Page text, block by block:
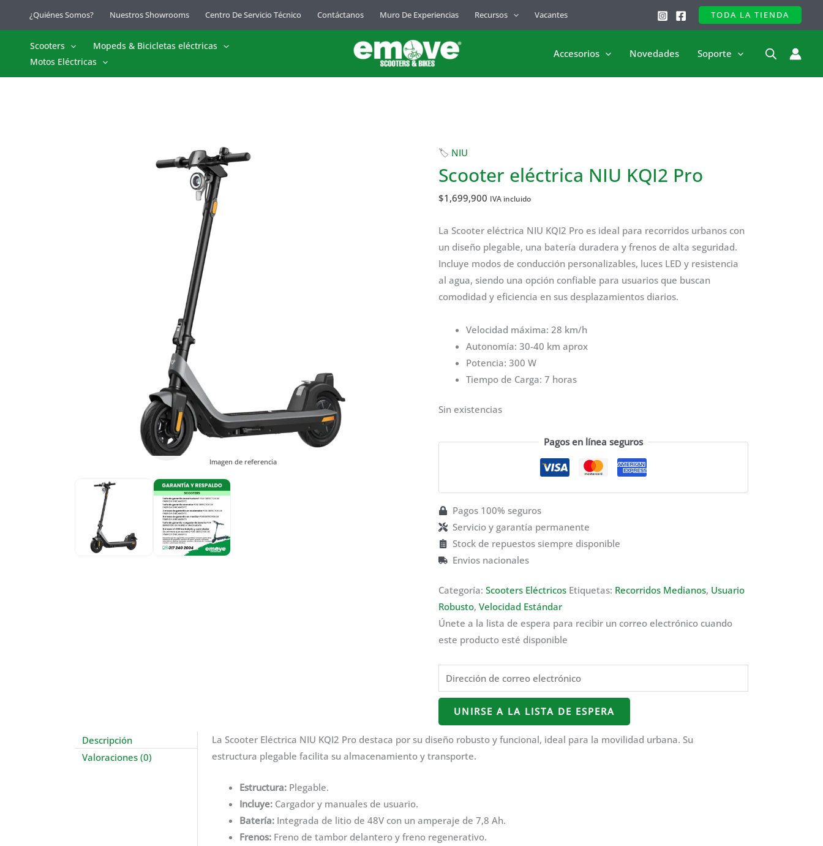
contenido
¿Quiénes Somos? Nuestros Showrooms Centro De Servicio Técnico Contáctanos Muro De Experiencias Recursos Vacantes TODA LA TIENDA
Scooters
Mopeds & Bicicletas eléctricas
Motos Eléctricas
Accesorios Novedades Soporte
Imagen de referencia
Imagen de referencia Imagen de referencia
Imagen de referencia
🏷 NIU
Scooter eléctrica NIU KQI2 Pro
$1,699,900 IVA incluido
La Scooter eléctrica NIU KQI2 Pro es ideal para recorridos urbanos con
un diseño plegable, una batería duradera y frenos de alta seguridad.
Incluye modos de conducción personalizables, luces LED y resistencia
al agua, siendo una opción confiable para usuarios que buscan
comodidad y eficiencia en sus desplazamientos diarios.
Velocidad máxima: 28 km/h
Autonomía: 30-40 km aprox
Potencia: 300 W
Tiempo de Carga: 7 horas
Sin existencias
Pagos en línea seguros
Pagos 100% seguros
Servicio y garantía permanente
Stock de repuestos siempre disponible
Envios nacionales
Categoría: Scooters Eléctricos Etiquetas: Recorridos Medianos, Usuario
Robusto, Velocidad Estándar
Únete a la lista de espera para recibir un correo electrónico cuando
este producto esté disponible
tu
dirección
de
correo
electrónico
la
lista
UNIRSE A LA LISTA DE ESPERA
Descripción
Valoraciones (0)
La Scooter Eléctrica NIU KQI2 Pro destaca por su diseño robusto y funcional, ideal para la movilidad urbana. Su
estructura plegable facilita su almacenamiento y transporte.
Estructura:Plegable.
Incluye:Cargador y manuales de usuario.
Batería:Integrada de litio de 48V con un amperaje de 7,8 Ah.
Frenos:Freno de tambor delantero y freno regenerativo.